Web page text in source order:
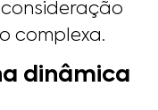
complexa.
dinâmica